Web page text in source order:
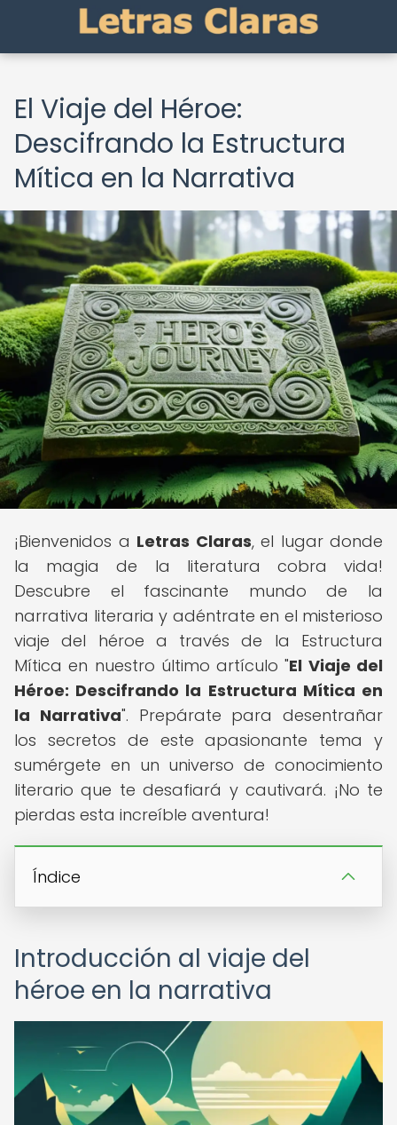
El Viaje del Héroe:
Descifrando la Estructura
Mítica en la Narrativa
¡Bienvenidos a Letras Claras, el lugar donde
la magia de la literatura cobra vida!
Descubre el fascinante mundo de la
narrativa literaria y adéntrate en el misterioso
viaje del héroe a través de la Estructura
Mítica en nuestro último artículo "El Viaje del
Héroe: Descifrando la Estructura Mítica en
la Narrativa". Prepárate para desentrañar
los secretos de este apasionante tema y
sumérgete en un universo de conocimiento
literario que te desafiará y cautivará. ¡No te
pierdas esta increíble aventura!
Índice
Introducción al viaje del
héroe en la narrativa